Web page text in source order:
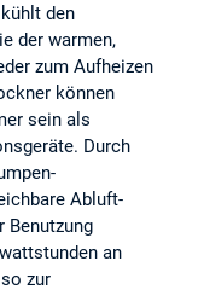
den
der warmen,
zum Aufheizen
können
sein als
Durch
Abluft-
Benutzung
an
zur